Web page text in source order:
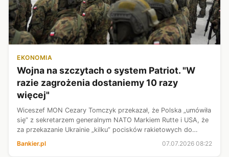
EKONOMIA
Wojna na szczytach o system Patriot. "W
razie zagrożenia dostaniemy 10 razy
więcej"
Wiceszef MON Cezary Tomczyk przekazał, że Polska „umówiła
się” z sekretarzem generalnym NATO Markiem Rutte i USA, że
za przekazanie Ukrainie „kilku” pocisków rakietowych do
systemu Patriot Polska miałaby otrzymać „dziesięć razy więcej
tego typu rakie...
Bankier.pl 07.07.2026 08:22